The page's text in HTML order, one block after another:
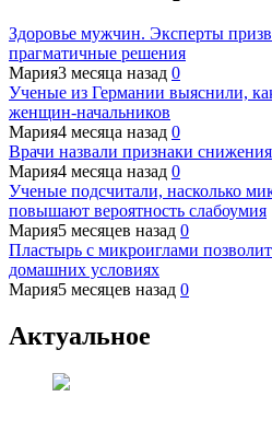
Здоровье мужчин. Эксперты
прагматичные решения
Мария3 месяца назад 0
Ученые из Германии выяснили,
женщин-начальников
Мария4 месяца назад 0
Врачи назвали признаки
Мария4 месяца назад 0
Ученые подсчитали, насколько
повышают вероятность слабоумия
Мария5 месяцев назад 0
Пластырь с микроиглами
домашних условиях
Мария5 месяцев назад 0
Актуальное